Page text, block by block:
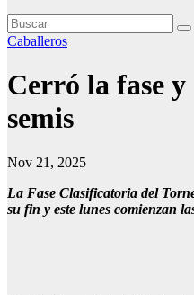
Caballeros
Cerró la fase
semis
Nov 21, 2025
La Fase Clasificatoria del
su fin y este lunes comienzan